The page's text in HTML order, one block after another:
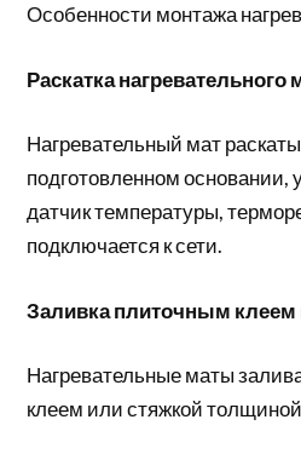
Особенности монтажа
Раскатка нагревательного
Нагревательный мат
подготовленном основании,
датчик температуры,
подключается к сети.
Заливка плиточным клеем
Нагревательные маты
клеем или стяжкой